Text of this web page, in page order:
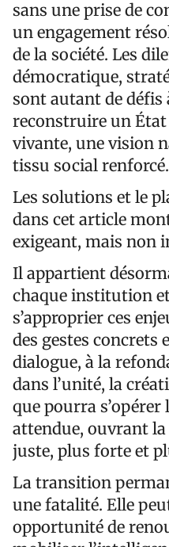
sans une prise de
un engagement
de la société. Les
démocratique,
sont autant de défis
reconstruire un
vivante, une vision
tissu social renforcé.
Les solutions et le
dans cet article
exigeant, mais non
Il appartient
chaque institution
s’approprier ces
des gestes concrets
dialogue, à la
dans l’unité, la
que pourra
attendue, ouvrant la
juste, plus forte et
La transition
une fatalité. Elle
opportunité de